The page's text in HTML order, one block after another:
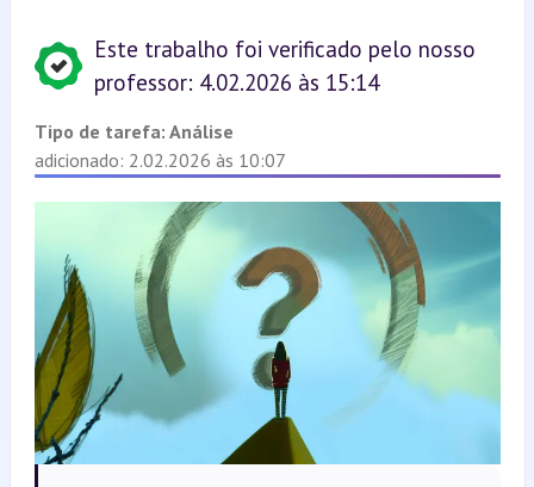
Este trabalho foi verificado pelo nosso
professor: 4.02.2026 às 15:14
Tipo de tarefa: Análise
adicionado: 2.02.2026 às 10:07